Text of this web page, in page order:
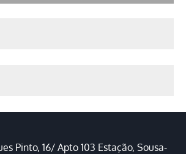
Pinto, 16/ Apto 103 Estação, Sousa-